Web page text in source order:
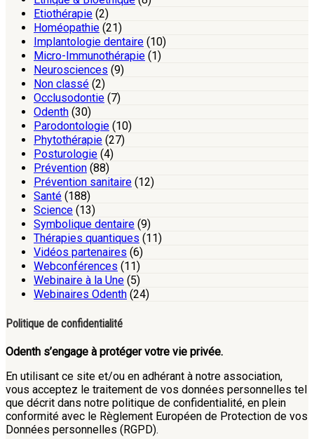
Etiothérapie (2)
Homéopathie (21)
Implantologie dentaire (10)
Micro-Immunothérapie (1)
Neurosciences (9)
Non classé (2)
Occlusodontie (7)
Odenth (30)
Parodontologie (10)
Phytothérapie (27)
Posturologie (4)
Prévention (88)
Prévention sanitaire (12)
Santé (188)
Science (13)
Symbolique dentaire (9)
Thérapies quantiques (11)
Vidéos partenaires (6)
Webconférences (11)
Webinaire à la Une (5)
Webinaires Odenth (24)
Politique de confidentialité
Odenth s’engage à protéger votre vie privée.
En utilisant ce site et/ou en adhérant à notre association,
vous acceptez le traitement de vos données personnelles tel
que décrit dans notre politique de confidentialité, en plein
conformité avec le Règlement Européen de Protection de vos
Données personnelles (RGPD).